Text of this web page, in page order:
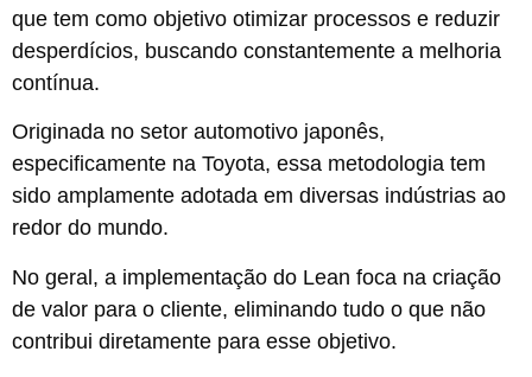
que tem como objetivo otimizar processos e reduzir
desperdícios, buscando constantemente a melhoria
contínua.
Originada no setor automotivo japonês,
especificamente na Toyota, essa metodologia tem
sido amplamente adotada em diversas indústrias ao
redor do mundo.
No geral, a implementação do Lean foca na criação
de valor para o cliente, eliminando tudo o que não
contribui diretamente para esse objetivo.